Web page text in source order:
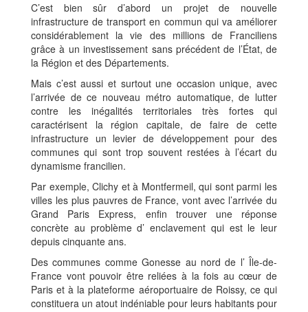
C’est bien sûr d’abord un projet de nouvelle
infrastructure de transport en commun qui va améliorer
considérablement la vie des millions de Franciliens
grâce à un investissement sans précédent de l’État, de
la Région et des Départements.
Mais c’est aussi et surtout une occasion unique, avec
l’arrivée de ce nouveau métro automatique, de lutter
contre les inégalités territoriales très fortes qui
caractérisent la région capitale, de faire de cette
infrastructure un levier de développement pour des
communes qui sont trop souvent restées à l’écart du
dynamisme francilien.
Par exemple, Clichy et à Montfermeil, qui sont parmi les
villes les plus pauvres de France, vont avec l’arrivée du
Grand Paris Express, enfin trouver une réponse
concrète au problème d’ enclavement qui est le leur
depuis cinquante ans.
Des communes comme Gonesse au nord de l’ Île-de-
France vont pouvoir être reliées à la fois au cœur de
Paris et à la plateforme aéroportuaire de Roissy, ce qui
constituera un atout indéniable pour leurs habitants pour